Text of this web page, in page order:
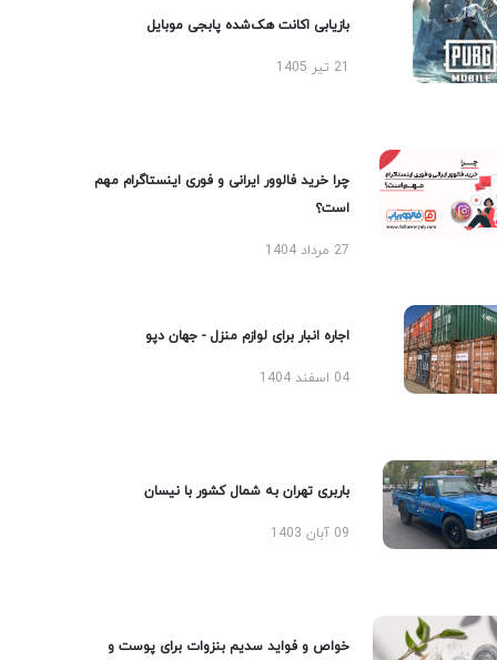
بازیابی اکانت هک‌شده پابجی موبایل
چرا خرید فالوور ایرانی و فوری اینستاگرام مهم
است؟
27 مرداد 1404
اجاره انبار برای لوازم منزل - جهان دپو
04 اسفند 1404
باربری تهران به شمال کشور با نیسان
09 آبان 1403
خواص و فواید سدیم بنزوات برای پوست و